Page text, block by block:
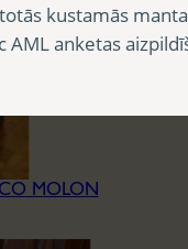
MOLON
kustamās
anketas